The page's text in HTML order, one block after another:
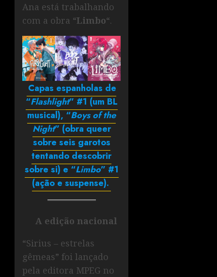
Ana está trabalhando
com a obra “Limbo“.
Capas espanholas de
“Flashlight” #1 (um BL
musical), “Boys of the
Night” (obra queer
sobre seis garotos
tentando descobrir
sobre si) e “Limbo” #1
(ação e suspense).
A edição nacional
“Sirius – estrelas
gêmeas” foi lançado
pela editora MPEG no